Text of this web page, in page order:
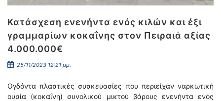
Κατάσχεση ενενήντα ενός κιλών και έξι
γραμμαρίων κοκαΐνης στον Πειραιά αξίας
4.000.000€
25/11/2023 12:21 μμ.
Ογδόντα πλαστικές συσκευασίες που περιείχαν ναρκωτική
ουσία (κοκαΐνη) συνολικού μικτού βάρους ενενήντα ενός